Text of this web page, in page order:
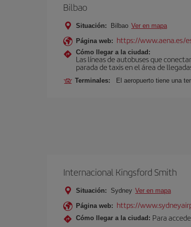
Bilbao
Situación: Bilbao Ver en mapa
Página web: https://www.aena.es/
Cómo llegar a la ciudad:
Las líneas de autobuses que
parada de taxis en el área de
Terminales: El aeropuerto tiene una
Internacional Kingsford Smith
Situación: Sydney Ver en mapa
Página web: https://
Cómo llegar a la ciudad: Para